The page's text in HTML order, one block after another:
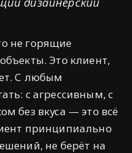
не горящие
Это клиент,
С любым
с агрессивным, с
без вкуса — это всё
принципиально
не берёт на